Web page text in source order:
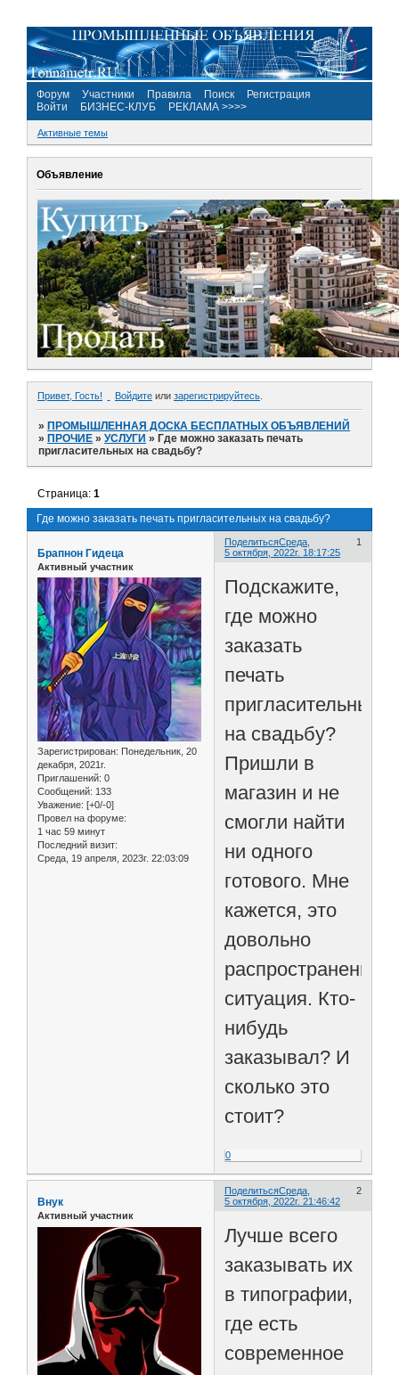
Форум Участники Правила Поиск
Регистрация
Войти
БИЗНЕС-КЛУБ РЕКЛАМА >>>>
Активные темы
Объявление
Привет, Гость! Войдите или зарегистрируйтесь
»ПРОМЫШЛЕННАЯ ДОСКА БЕСПЛАТНЫХ ОБЪЯВЛЕНИЙ
»ПРОЧИЕ »УСЛУГИ »Где можно заказать печать
пригласительных на свадьбу?
Где можно заказать печать пригласительных на свадьбу?
Страница:1
Поделиться 1
Среда,
5 октября, 2022г. 18:17:25
Брапнон Гидеца
Активный участник
Зарегистрирован: Понедельник, 20
декабря, 2021г.
Приглашений: 0
Сообщений: 133
Уважение: [+0/-0]
Провел на форуме:
1 час 59 минут
Последний визит:
Среда, 19 апреля, 2023г. 22:03:09
Подскажите,
где можно
заказать
печать
пригласительных
на свадьбу?
Пришли в
магазин и не
смогли найти
ни одного
готового. Мне
кажется, это
довольно
распространенная
ситуация. Кто-
нибудь
заказывал? И
сколько это
стоит?
0
Поделиться 2
Среда,
5 октября, 2022г. 21:46:42
Внук
Активный участник
Лучше всего
заказывать их
в типографии,
где есть
современное